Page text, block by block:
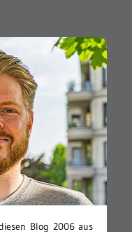
Blog 2006 aus